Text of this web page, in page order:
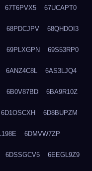
67T6PVX5 67UCAPT0
68PDCJPV 68QHDOI3
69PLXGPN 69S53RP0
6ANZ4C8L 6AS3LJQ4
6B0V87BD 6BA9R10Z
6D1OSCXH 6D8BUPZM
6DMVW7ZP
6DSSGCV5 6EEGL9Z9